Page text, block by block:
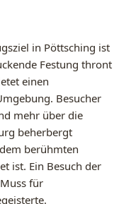
in Pöttsching ist
Festung thront
einen
Besucher
mehr über die
beherbergt
berühmten
ist. Ein Besuch der
für